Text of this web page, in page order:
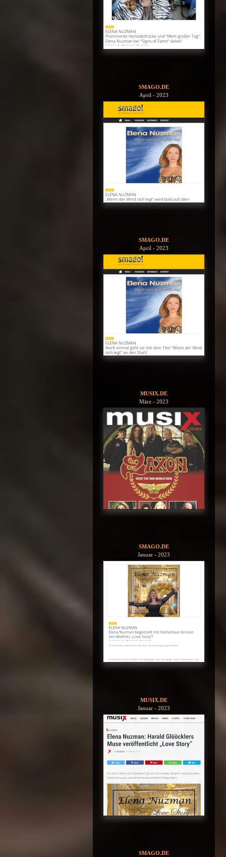
SMAGO.DE
April - 2023
SMAGO.DE
April - 2023
MUSIX.DE
März - 2023
SMAGO.DE
Januar - 2023
MUSIX.DE
Januar - 2023
SMAGO.DE